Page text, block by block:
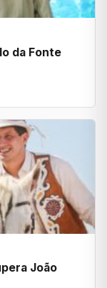
da Fonte
João